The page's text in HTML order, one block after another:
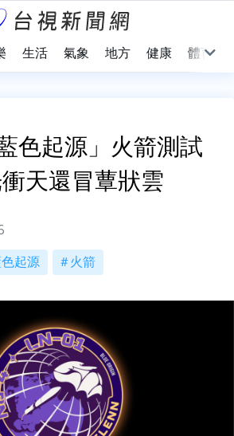
生活 氣象 地方 健康 體育
色起源」火箭測試
天還冒蕈狀雲
起源 火箭